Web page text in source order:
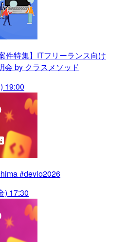
件特集】ITフリーランス向け
会 by クラスメソッド
19:00
#devio2026
) 17:30